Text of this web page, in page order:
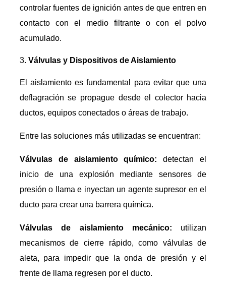
controlar fuentes de ignición antes de que entren en
contacto con el medio filtrante o con el polvo
acumulado.
Válvulas y Dispositivos de Aislamiento
El aislamiento es fundamental para evitar que una
deflagración se propague desde el colector hacia
ductos, equipos conectados o áreas de trabajo.
Entre las soluciones más utilizadas se encuentran:
Válvulas de aislamiento químico: detectan el
inicio de una explosión mediante sensores de
presión o llama e inyectan un agente supresor en el
ducto para crear una barrera química.
Válvulas de aislamiento mecánico: utilizan
mecanismos de cierre rápido, como válvulas de
aleta, para impedir que la onda de presión y el
frente de llama regresen por el ducto.